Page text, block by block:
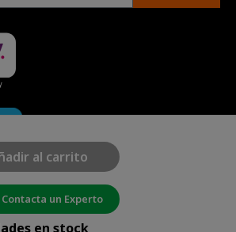
al carrito
Contacta un Experto
en stock
2026|Mapa del sitio